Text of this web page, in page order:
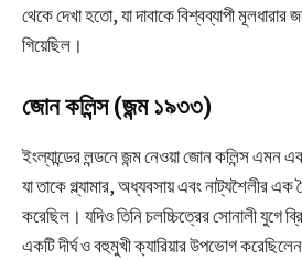
থেকে দেখা হতো, যা দাবাকে বিশ্বব্যাপী মূলধারার
গিয়েছিল।
জোন কলিন্স (জন্ম ১৯৩৩)
ইংল্যান্ডের লন্ডনে জন্ম নেওয়া জোন কলিন্স এমন
যা তাকে গ্ল্যামার, অধ্যবসায় এবং নাট্যশৈলীর
করেছিল। যদিও তিনি চলচ্চিত্রের সোনালী যুগে
একটি দীর্ঘ ও বহুমুখী ক্যারিয়ার উপভোগ